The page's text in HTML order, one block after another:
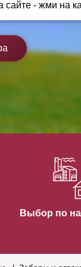
школ
сайте - жми на
Выбор по